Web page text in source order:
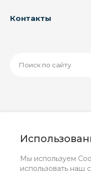
Мы используем
использовать наш
Контакты
информационный